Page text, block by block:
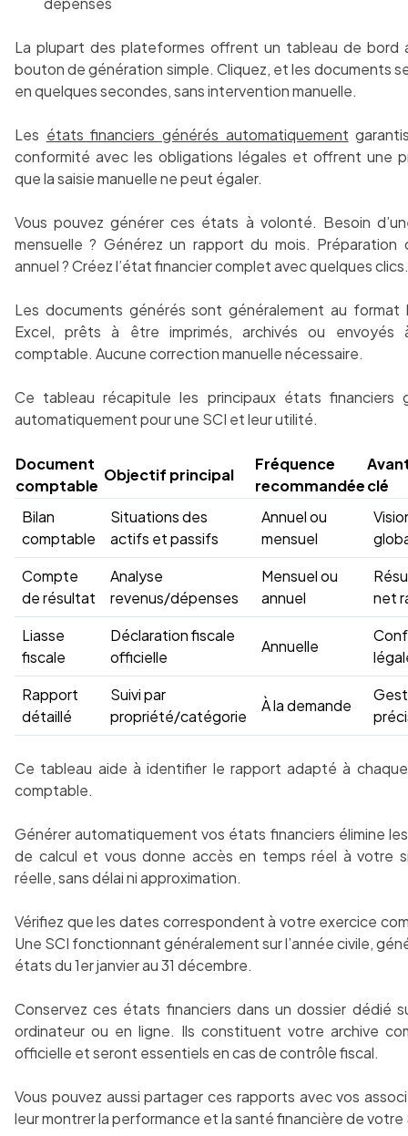
La plupart des plateformes offrent un tableau de bord
bouton de génération simple. Cliquez, et les documents
en quelques secondes, sans intervention manuelle.
Les états financiers générés automatiquement
conformité avec les obligations légales et offrent une
que la saisie manuelle ne peut égaler.
Vous pouvez générer ces états à volonté. Besoin
mensuelle ? Générez un rapport du mois. Préparation
annuel ? Créez l’état financier complet avec quelques clics.
Les documents générés sont généralement au format
Excel, prêts à être imprimés, archivés ou envoyés
comptable. Aucune correction manuelle nécessaire.
Ce tableau récapitule les principaux états financiers
automatiquement pour une SCI et leur utilité.
Document
comptable
Objectif principal
Fréquence
recommandéeclé
Bilan
comptable
Situations des
actifs et passifs
Annuel ou
mensuel
Compte
de résultat
Analyse
revenus/dépenses
Mensuel ou
annuel
net
Liasse
fiscale
Déclaration fiscale
officielle
Annuelle
Rapport
détaillé
Suivi par
propriété/catégorie
À la demande
Ce tableau aide à identifier le rapport adapté à
comptable.
Générer automatiquement vos états financiers élimine
de calcul et vous donne accès en temps réel à votre
réelle, sans délai ni approximation.
Vérifiez que les dates correspondent à votre exercice
Une SCI fonctionnant généralement sur l’année civile,
états du 1er janvier au 31 décembre.
Conservez ces états financiers dans un dossier dédié
ordinateur ou en ligne. Ils constituent votre archive
officielle et seront essentiels en cas de contrôle fiscal.
Vous pouvez aussi partager ces rapports avec vos
leur montrer la performance et la santé financière de votre